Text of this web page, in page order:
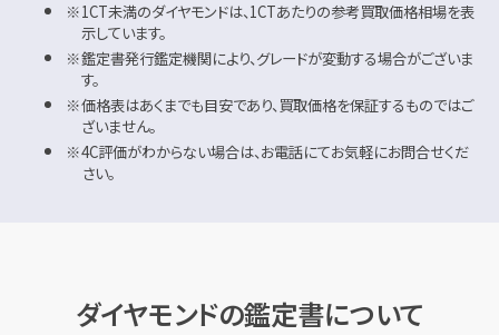
1CT未満のダイヤモンドは、1CTあたりの参考買取価格相場を表
示しています。
鑑定書発行鑑定機関により、グレードが変動する場合がございま
す。
価格表はあくまでも目安であり、買取価格を保証するものではご
ざいません。
4C評価がわからない場合は、お電話にてお気軽にお問合せくだ
さい。
ダイヤモンドの鑑定書について